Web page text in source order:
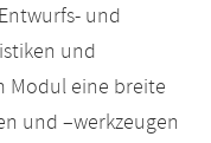
und
und
Modul eine breite
und –werkzeugen